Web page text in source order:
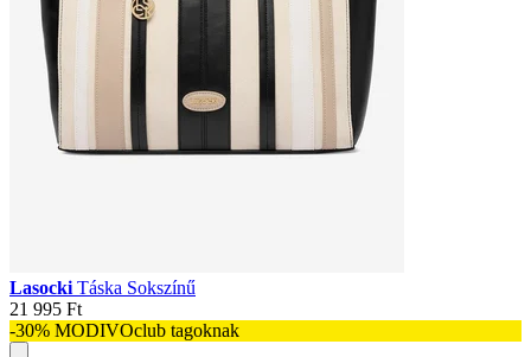
Lasocki Táska Sokszínű
21 995 Ft
-30% MODIVOclub tagoknak